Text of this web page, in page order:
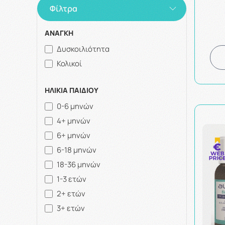
Φίλτρα
ΑΝΑΓΚΗ
Δυσκοιλιότητα
Κολικοί
ΗΛΙΚΙΑ ΠΑΙΔΙΟΥ
0-6 μηνών
4+ μηνών
6+ μηνών
6-18 μηνών
18-36 μηνών
1-3 ετών
2+ ετών
3+ ετών